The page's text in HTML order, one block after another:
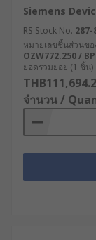
Siemens
RS Stock No. 287-
หมายเลขชิ้นส่วนขอ
OZW772.250 /
ยอดรวมย่อย (1 ชิ้น)
จำนวน /